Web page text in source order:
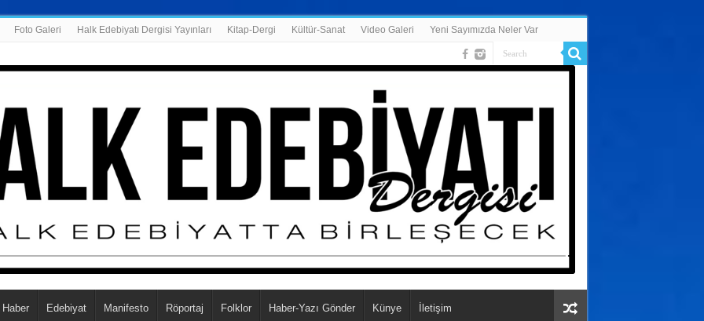
Foto Galeri Halk Edebiyatı Dergisi Yayınları Kitap-Dergi Kültür-Sanat Video Galeri Yeni Sayımızda Neler Var
Haber Edebiyat Manifesto Röportaj Folklor Haber-Yazı Gönder Künye İletişim